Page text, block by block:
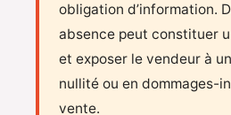
obligation d’information.
absence peut constituer
et exposer le vendeur à
nullité ou en dommages-
vente.